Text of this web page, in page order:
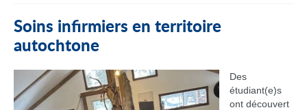
Soins infirmiers en territoire
autochtone
Des
étudiant(e)s
ont découvert